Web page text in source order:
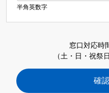
半角英数字
窓口対応時
（土・日・祝祭